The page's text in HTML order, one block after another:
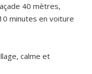
40 mètres,
minutes en voiture
calme et